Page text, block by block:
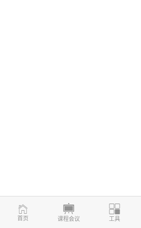
首页 课程会议 工具